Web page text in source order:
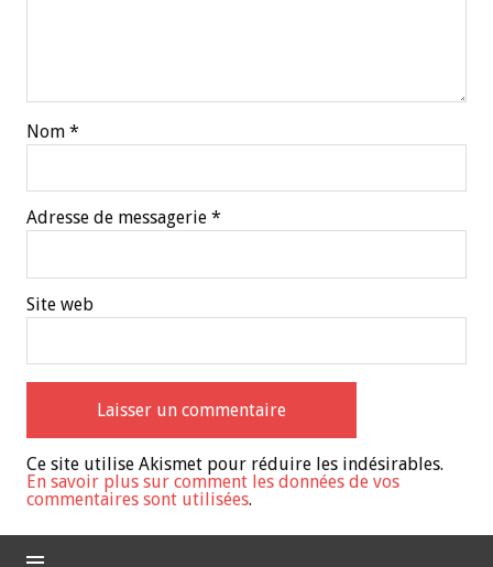
Nom *
Adresse de messagerie *
Site web
Ce site utilise Akismet pour réduire les indésirables.
En savoir plus sur comment les données de vos
commentaires sont utilisées.